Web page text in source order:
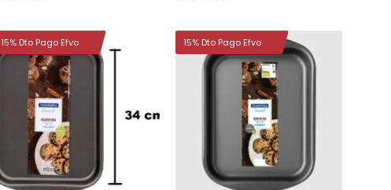
deseos
15% Dto Pago Efvo
Añadir
15% Dto Pago Efvo